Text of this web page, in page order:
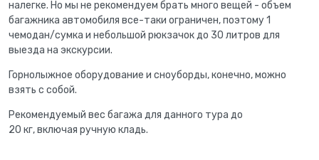
налегке. Но мы не рекомендуем брать много вещей - объем
багажника автомобиля все-таки ограничен, поэтому 1
чемодан/сумка и небольшой рюкзачок до 30 литров для
выезда на экскурсии.
Горнолыжное оборудование и сноуборды, конечно, можно
взять с собой.
Рекомендуемый вес багажа для данного тура до
20 кг, включая ручную кладь.